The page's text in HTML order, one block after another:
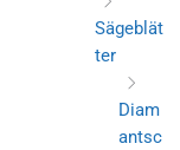
Sägeblät
ter
Diam
antsc